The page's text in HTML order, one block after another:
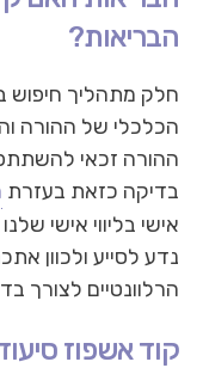
הבריאות?
חלק מתהליך חיפוש
הכלכלי של ההורה
ההורה זכאי
בדיקה כזאת בעזרת
אישי בליווי אישי
נדע לסייע ולכוון
הרלוונטיים לצורך
קוד אשפוז